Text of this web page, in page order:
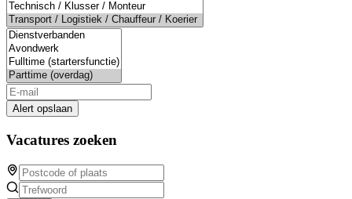
Alert opslaan
Vacatures zoeken